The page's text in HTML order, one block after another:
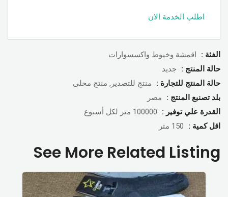
اطلب الخدمة الان
الفئة :
اقمشة وخيوط واكسسوارات
حالة المنتج :
جديد
حالة المنتج للتجارة :
منتج للتصدير, منتج محلى
بلد تصنبع المنتج :
مصر
القدرة علي توفير :
100000 متر لكل أسبوع
اقل كمية :
150 متر
See More Related Listing